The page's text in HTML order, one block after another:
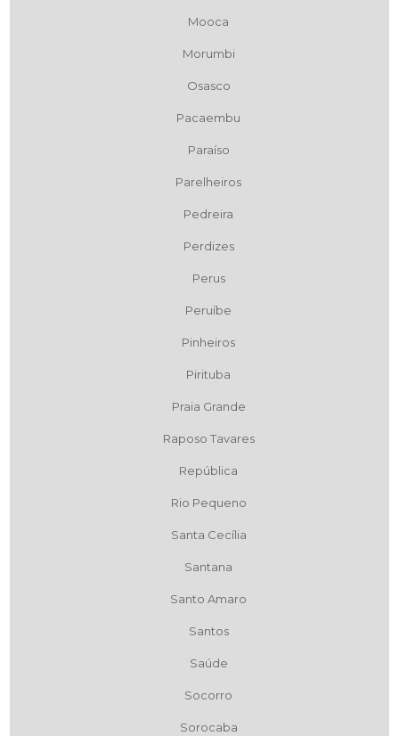
Mooca
Morumbi
Osasco
Pacaembu
Paraíso
Parelheiros
Pedreira
Perdizes
Perus
Peruíbe
Pinheiros
Pirituba
Praia Grande
Raposo Tavares
República
Rio Pequeno
Santa Cecília
Santana
Santo Amaro
Santos
Saúde
Socorro
Sorocaba